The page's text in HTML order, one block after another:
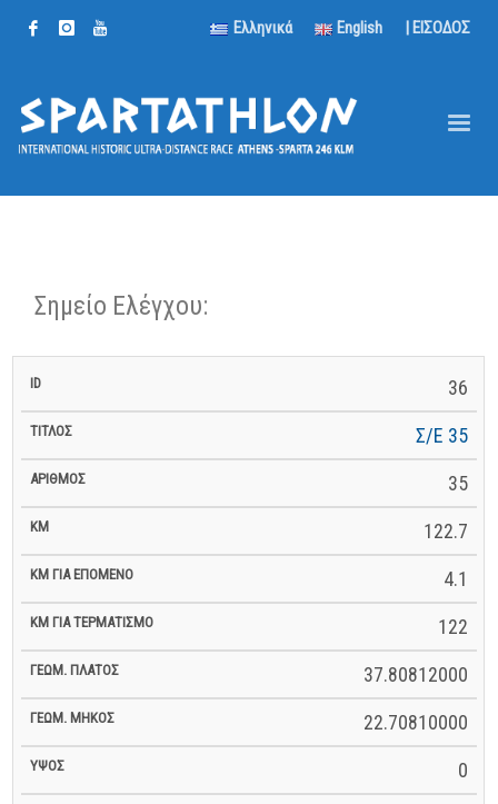
Ελληνικά English | ΕΙΣΟΔΟΣ
Σημείο Ελέγχου:
ID
Γεωμ.
36
Σ/Ε 35
35
122.7
4.1
122
37.80812000
22.70810000
0